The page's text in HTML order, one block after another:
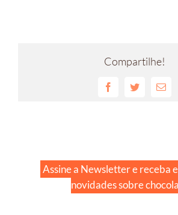
Compartilhe!
FacebookTwitterE-
Assine a Newsletter e receba
novidades sobre